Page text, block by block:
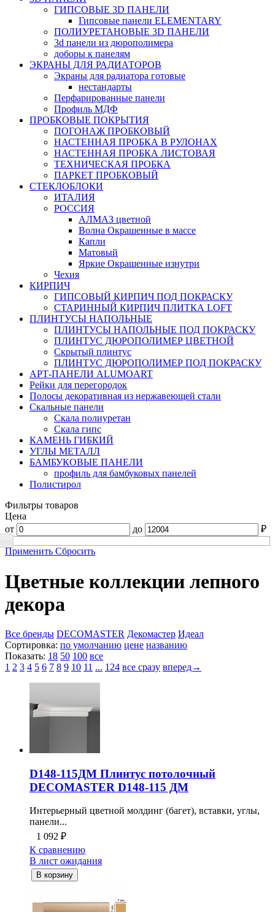
ГИПСОВЫЕ 3D ПАНЕЛИ
Гипсовые панели ELEMENTARY
ПОЛИУРЕТАНОВЫЕ 3D ПАНЕЛИ
3d панели из дюрополимера
доборы к панелям
ЭКРАНЫ ДЛЯ РАДИАТОРОВ
Экраны для радиатора готовые
нестандарты
Перфарированные панели
Профиль МДФ
ПРОБКОВЫЕ ПОКРЫТИЯ
ПОГОНАЖ ПРОБКОВЫЙ
НАСТЕННАЯ ПРОБКА В РУЛОНАХ
НАСТЕННАЯ ПРОБКА ЛИСТОВАЯ
ТЕХНИЧЕСКАЯ ПРОБКА
ПАРКЕТ ПРОБКОВЫЙ
СТЕКЛОБЛОКИ
ИТАЛИЯ
РОССИЯ
АЛМАЗ цветной
Волна Окрашенные в массе
Капли
Матовый
Яркие Окрашенные изнутри
Чехия
КИРПИЧ
ГИПСОВЫЙ КИРПИЧ ПОД ПОКРАСКУ
СТАРИННЫЙ КИРПИЧ ПЛИТКА LOFT
ПЛИНТУСЫ НАПОЛЬНЫЕ
ПЛИНТУСЫ НАПОЛЬНЫЕ ПОД ПОКРАСКУ
ПЛИНТУС ДЮРОПОЛИМЕР ЦВЕТНОЙ
Скрытый плинтус
ПЛИНТУС ДЮРОПОЛИМЕР ПОД ПОКРАСКУ
АРТ-ПАНЕЛИ ALUMOART
Рейки для перегородок
Полосы декоративная из нержавеющей стали
Скальные панели
Скала полиуретан
Скала гипс
КАМЕНЬ ГИБКИЙ
УГЛЫ МЕТАЛЛ
БАМБУКОВЫЕ ПАНЕЛИ
профиль для бамбуковых панелей
Полистирол
Фильтры товаров
Цена
от
до ₽
Применить Сбросить
Цветные коллекции лепного
декора
Все бренды DECOMASTER Декомастер Идеал
Сортировка: по умолчанию цене названию
Показать: 18 50 100 все
1 2 3 4 5 6 7 8 9 10 11 ... 124 все сразу вперед→
D148-115ДМ Плинтус потолочный
DECOMASTER D148-115 ДМ
Интерьерный цветной молдинг (багет), вставки, углы,
панели...
1 092 ₽
К сравнению
В лист ожидания
В корзину